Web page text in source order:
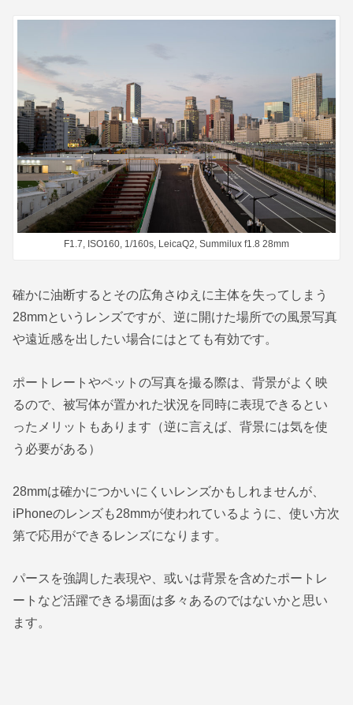
F1.7, ISO160, 1/160s, LeicaQ2, Summilux f1.8 28mm
確かに油断するとその広角さゆえに主体を失ってしまう
28mmというレンズですが、逆に開けた場所での風景写真
や遠近感を出したい場合にはとても有効です。
ポートレートやペットの写真を撮る際は、背景がよく映
るので、被写体が置かれた状況を同時に表現できるとい
ったメリットもあります（逆に言えば、背景には気を使
う必要がある）
28mmは確かにつかいにくいレンズかもしれませんが、
iPhoneのレンズも28mmが使われているように、使い方次
第で応用ができるレンズになります。
パースを強調した表現や、或いは背景を含めたポートレ
ートなど活躍できる場面は多々あるのではないかと思い
ます。